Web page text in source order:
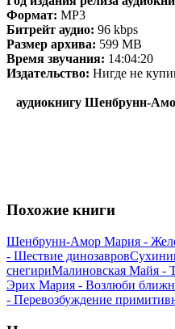
Формат: MP3
Битрейт аудио: 96 kbps
Размер архива: 599 MB
Время звучания: 14:04:20
Издательство: Нигде не
аудиокнигу Шенбрунн-
Похожие книги
Шенбрунн-Амор Мария -
- Шествие динозавров
снегириМалиновская Майя -
Эрих Мария - Возлюби
- Перевозбуждение